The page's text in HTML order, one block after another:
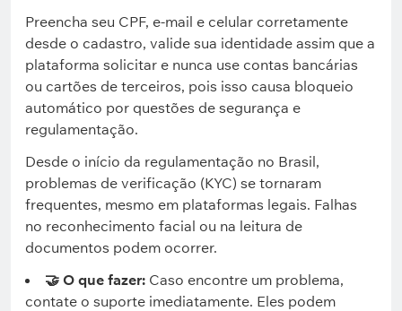
Preencha seu CPF, e-mail e celular corretamente
desde o cadastro, valide sua identidade assim que a
plataforma solicitar e nunca use contas bancárias
ou cartões de terceiros, pois isso causa bloqueio
automático por questões de segurança e
regulamentação.
Desde o início da regulamentação no Brasil,
problemas de verificação (KYC) se tornaram
frequentes, mesmo em plataformas legais. Falhas
no reconhecimento facial ou na leitura de
documentos podem ocorrer.
🤝 O que fazer: Caso encontre um problema,
contate o suporte imediatamente. Eles podem